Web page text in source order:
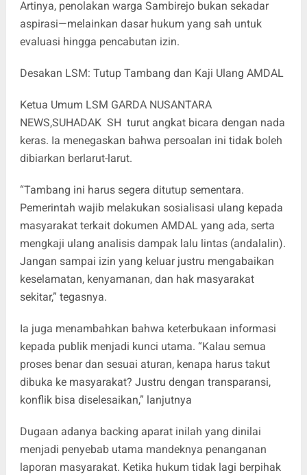
‎Artinya, penolakan warga Sambirejo bukan sekadar
aspirasi—melainkan dasar hukum yang sah untuk
evaluasi hingga pencabutan izin.
‎Desakan LSM: Tutup Tambang dan Kaji Ulang AMDAL
Ketua Umum LSM GARDA NUSANTARA
NEWS,SUHADAK SH turut angkat bicara dengan nada
keras. Ia menegaskan bahwa persoalan ini tidak boleh
dibiarkan berlarut-larut.
‎“Tambang ini harus segera ditutup sementara.
Pemerintah wajib melakukan sosialisasi ulang kepada
masyarakat terkait dokumen AMDAL yang ada, serta
mengkaji ulang analisis dampak lalu lintas (andalalin).
Jangan sampai izin yang keluar justru mengabaikan
keselamatan, kenyamanan, dan hak masyarakat
sekitar,” tegasnya.
Ia juga menambahkan bahwa keterbukaan informasi
kepada publik menjadi kunci utama. “Kalau semua
proses benar dan sesuai aturan, kenapa harus takut
dibuka ke masyarakat? Justru dengan transparansi,
konflik bisa diselesaikan,” lanjutnya
‎Dugaan adanya backing aparat inilah yang dinilai
menjadi penyebab utama mandeknya penanganan
laporan masyarakat. Ketika hukum tidak lagi berpihak